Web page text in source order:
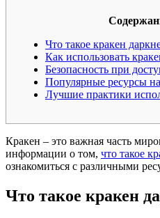
Что такое кракен
Как использовать
Безопасность при
Популярные ресурсы
Лучшие практики
Кракен – это важная часть
информации о том, что такое
ознакомиться с различными
Что такое кракен